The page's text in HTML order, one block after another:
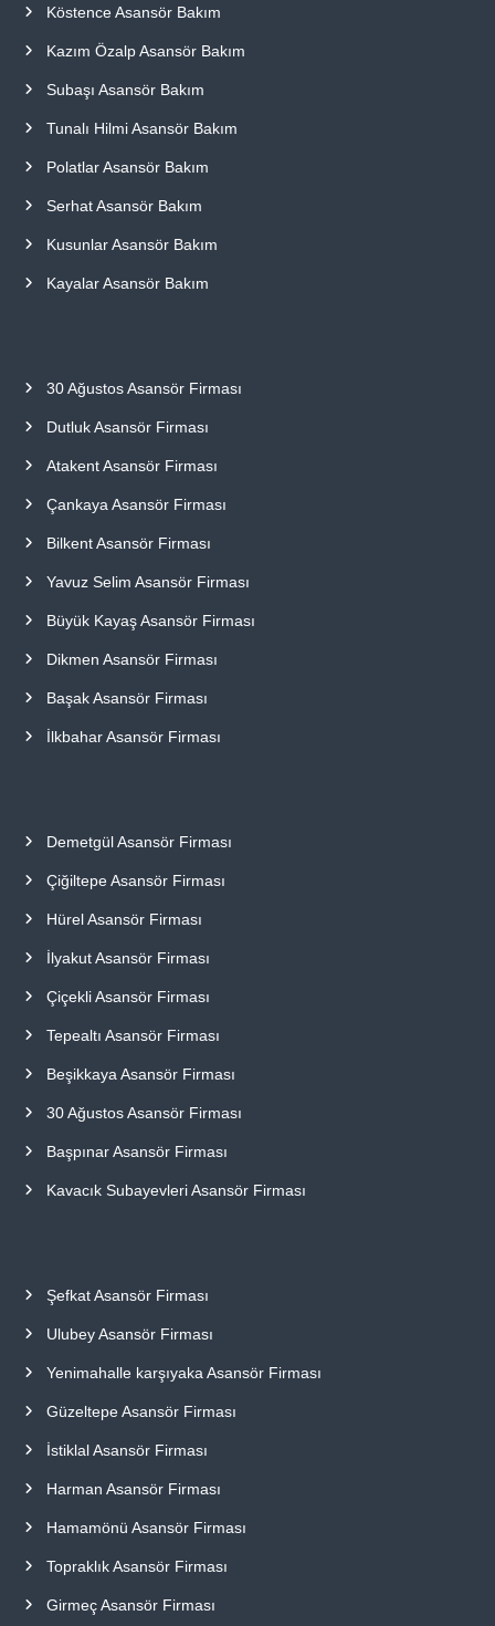
Köstence Asansör Bakım
Kazım Özalp Asansör Bakım
Subaşı Asansör Bakım
Tunalı Hilmi Asansör Bakım
Polatlar Asansör Bakım
Serhat Asansör Bakım
Kusunlar Asansör Bakım
Kayalar Asansör Bakım
30 Ağustos Asansör Firması
Dutluk Asansör Firması
Atakent Asansör Firması
Çankaya Asansör Firması
Bilkent Asansör Firması
Yavuz Selim Asansör Firması
Büyük Kayaş Asansör Firması
Dikmen Asansör Firması
Başak Asansör Firması
İlkbahar Asansör Firması
Demetgül Asansör Firması
Çiğiltepe Asansör Firması
Hürel Asansör Firması
İlyakut Asansör Firması
Çiçekli Asansör Firması
Tepealtı Asansör Firması
Beşikkaya Asansör Firması
30 Ağustos Asansör Firması
Başpınar Asansör Firması
Kavacık Subayevleri Asansör Firması
Şefkat Asansör Firması
Ulubey Asansör Firması
Yenimahalle karşıyaka Asansör Firması
Güzeltepe Asansör Firması
İstiklal Asansör Firması
Harman Asansör Firması
Hamamönü Asansör Firması
Topraklık Asansör Firması
Girmeç Asansör Firması